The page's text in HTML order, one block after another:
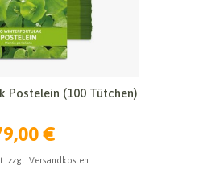
Postelein (100 Tütchen)
€
zzgl. Versandkosten